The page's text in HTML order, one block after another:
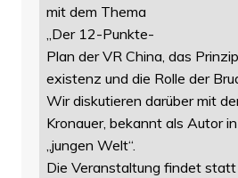
mit dem Thema
„Der 12-Punkte-
Plan der VR China, das
existenz und die Rolle der
Wir diskutieren darüber mit
Kronauer, bekannt als Autor
„jungen Welt“.
Die Veranstaltung findet statt